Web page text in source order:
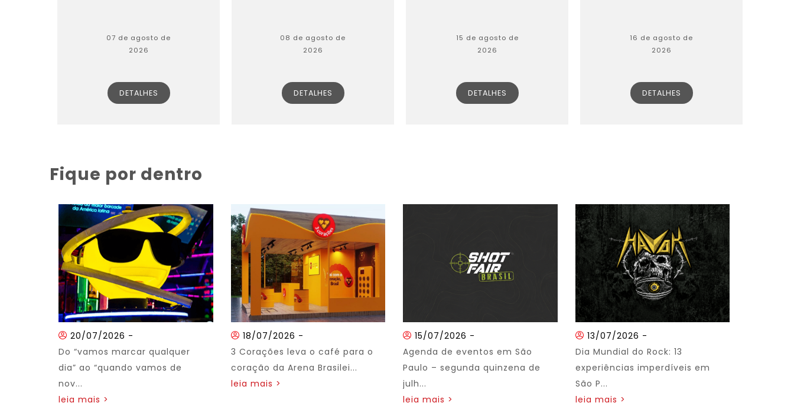
07 de agosto de
2026
DETALHES
08 de agosto de
2026
DETALHES
15 de agosto de
2026
DETALHES
16 de agosto de
2026
DETALHES
Fique por dentro
20/07/2026 -
Do “vamos marcar qualquer
dia” ao “quando vamos de
nov...
leia mais >
18/07/2026 -
3 Corações leva o café para o
coração da Arena Brasilei...
leia mais >
15/07/2026 -
Agenda de eventos em São
Paulo – segunda quinzena de
julh...
leia mais >
13/07/2026 -
Dia Mundial do Rock: 13
experiências imperdíveis em
São P...
leia mais >